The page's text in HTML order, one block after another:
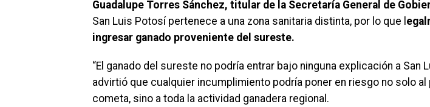
Guadalupe Torres Sánchez, titular de la Secretaría General de
San Luis Potosí pertenece a una zona sanitaria distinta, por lo que l
ingresar ganado proveniente del sureste.
“El ganado del sureste no podría entrar bajo ninguna explicación a San
advirtió que cualquier incumplimiento podría poner en riesgo no solo
cometa, sino a toda la actividad ganadera regional.